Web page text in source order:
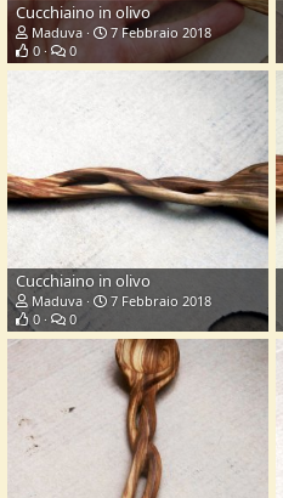
Cucchiaino in olivo
Maduva
7 Febbraio 2018
0
0
Cucchiaino in olivo
Maduva
7 Febbraio 2018
0
0